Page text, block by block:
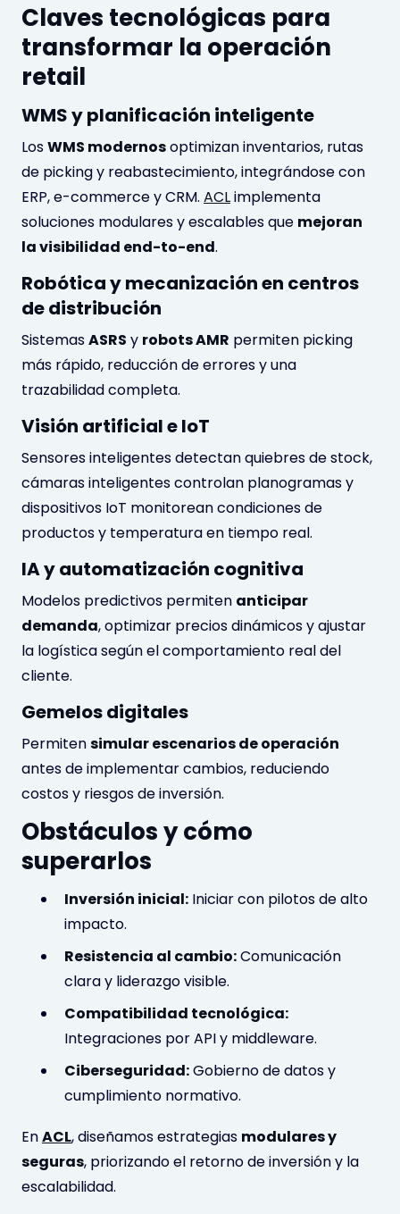
Claves tecnológicas para
transformar la operación
retail
WMS y planificación inteligente
LosWMS modernosoptimizan inventarios, rutas
de picking y reabastecimiento, integrándose con
ERP, e-commerce y CRM. ACLimplementa
soluciones modulares y escalables que mejoran
la visibilidad end-to-end.
Robótica y mecanización en centros
de distribución
SistemasASRS y robots AMR permiten picking
más rápido, reducción de errores y una
trazabilidad completa.
Visión artificial e IoT
Sensores inteligentes detectan quiebres de stock,
cámaras inteligentes controlan planogramas y
dispositivos IoT monitorean condiciones de
productos y temperatura en tiempo real.
IA y automatización cognitiva
Modelos predictivos permiten anticipar
demanda, optimizar precios dinámicos y ajustar
la logística según el comportamiento real del
cliente.
Gemelos digitales
Permitensimular escenarios de operación
antes de implementar cambios, reduciendo
costos y riesgos de inversión.
Obstáculos y cómo
superarlos
Inversión inicial: Iniciar con pilotos de alto
impacto.
Resistencia al cambio:Comunicación
clara y liderazgo visible.
Compatibilidad tecnológica:
Integraciones por API y middleware.
Ciberseguridad:Gobierno de datos y
cumplimiento normativo.
EnACL, diseñamos estrategias modulares y
seguras, priorizando el retorno de inversión y la
escalabilidad.